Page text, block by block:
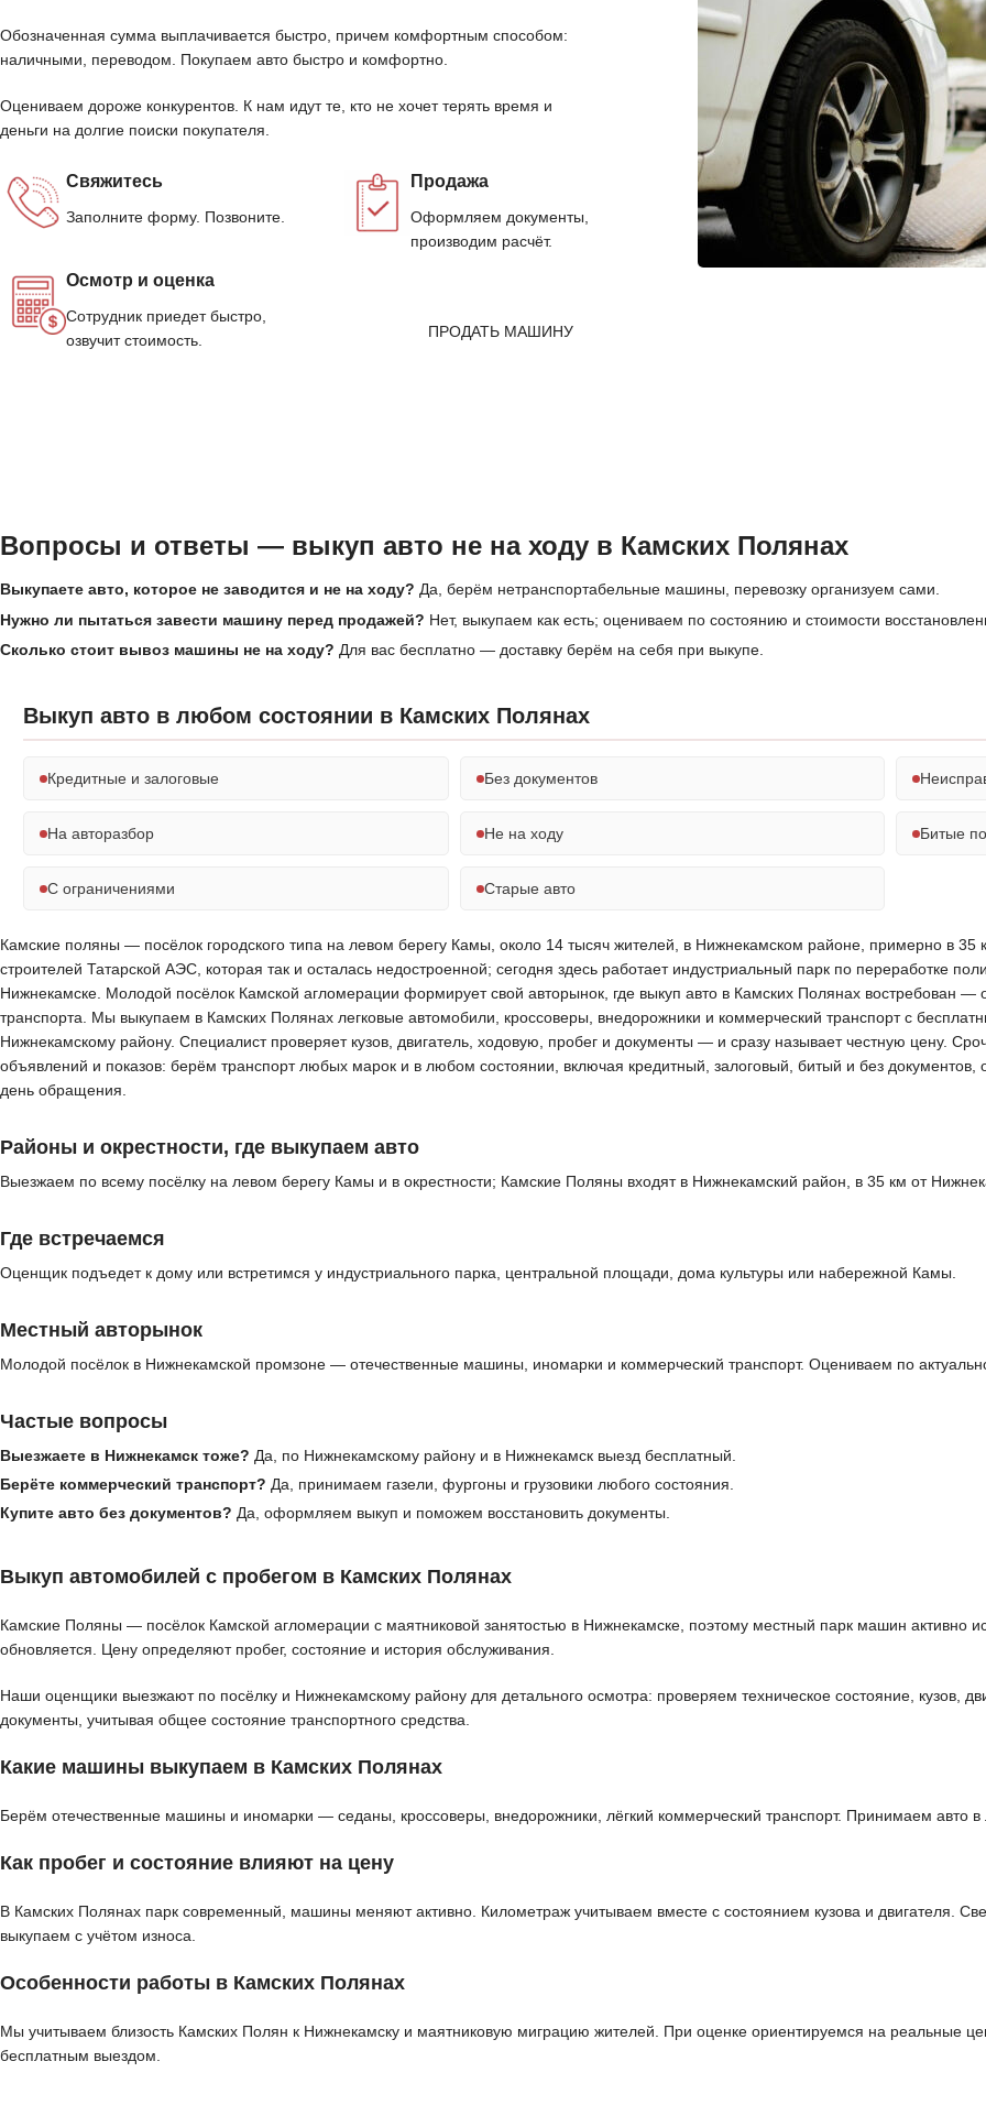
Обозначенная сумма выплачивается быстро, причем комфортным способом:
наличными, переводом. Покупаем авто быстро и комфортно.
Оцениваем дороже конкурентов. К нам идут те, кто не хочет терять время и
деньги на долгие поиски покупателя.
Свяжитесь
Заполните форму. Позвоните.
Осмотр и оценка
Сотрудник приедет быстро,
озвучит стоимость.
Продажа
Оформляем документы,
производим расчёт.
ПРОДАТЬ МАШИНУ
Вопросы и ответы — выкуп авто не на ходу в Камских Полянах
Выкупаете авто, которое не заводится и не на ходу? Да, берём нетранспортабельные машины, перевозку организуем сами.
Нужно ли пытаться завести машину перед продажей? Нет, выкупаем как есть; оцениваем по состоянию и стоимости
Сколько стоит вывоз машины не на ходу? Для вас бесплатно — доставку берём на себя при выкупе.
Выкуп авто в любом состоянии в Камских Полянах
Кредитные и залоговые Без документов
На авторазбор Не на ходу Битые
С ограничениями Старые авто
Камские поляны — посёлок городского типа на левом берегу Камы, около 14 тысяч жителей, в Нижнекамском районе, примерно в 35
строителей Татарской АЭС, которая так и осталась недостроенной; сегодня здесь работает индустриальный парк по переработке
Нижнекамске. Молодой посёлок Камской агломерации формирует свой авторынок, где выкуп авто в Камских Полянах востребован —
транспорта. Мы выкупаем в Камских Полянах легковые автомобили, кроссоверы, внедорожники и коммерческий транспорт с
Нижнекамскому району. Специалист проверяет кузов, двигатель, ходовую, пробег и документы — и сразу называет честную цену.
объявлений и показов: берём транспорт любых марок и в любом состоянии, включая кредитный, залоговый, битый и без
день обращения.
Районы и окрестности, где выкупаем авто
Выезжаем по всему посёлку на левом берегу Камы и в окрестности; Камские Поляны входят в Нижнекамский район, в 35 км от
Где встречаемся
Оценщик подъедет к дому или встретимся у индустриального парка, центральной площади, дома культуры или набережной Камы.
Местный авторынок
Молодой посёлок в Нижнекамской промзоне — отечественные машины, иномарки и коммерческий транспорт. Оцениваем по
Частые вопросы
Выезжаете в Нижнекамск тоже? Да, по Нижнекамскому району и в Нижнекамск выезд бесплатный.
Берёте коммерческий транспорт? Да, принимаем газели, фургоны и грузовики любого состояния.
Купите авто без документов? Да, оформляем выкуп и поможем восстановить документы.
Выкуп автомобилей с пробегом в Камских Полянах
Камские Поляны — посёлок Камской агломерации с маятниковой занятостью в Нижнекамске, поэтому местный парк машин активно
обновляется. Цену определяют пробег, состояние и история обслуживания.
Наши оценщики выезжают по посёлку и Нижнекамскому району для детального осмотра: проверяем техническое состояние, кузов,
документы, учитывая общее состояние транспортного средства.
Какие машины выкупаем в Камских Полянах
Берём отечественные машины и иномарки — седаны, кроссоверы, внедорожники, лёгкий коммерческий транспорт. Принимаем авто в
Как пробег и состояние влияют на цену
В Камских Полянах парк современный, машины меняют активно. Километраж учитываем вместе с состоянием кузова и двигателя.
выкупаем с учётом износа.
Особенности работы в Камских Полянах
Мы учитываем близость Камских Полян к Нижнекамску и маятниковую миграцию жителей. При оценке ориентируемся на реальные
бесплатным выездом.